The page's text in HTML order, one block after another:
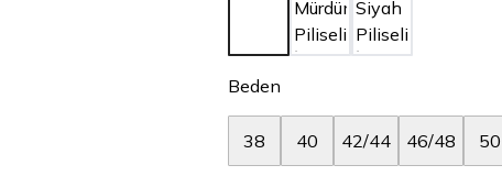
Beden
38 40 42/44 46/48 50